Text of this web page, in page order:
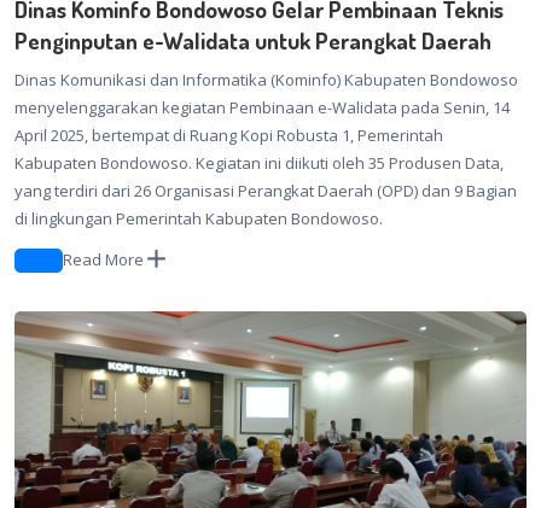
Dinas Kominfo Bondowoso Gelar Pembinaan Teknis
Penginputan e-Walidata untuk Perangkat Daerah
Dinas Komunikasi dan Informatika (Kominfo) Kabupaten Bondowoso
menyelenggarakan kegiatan Pembinaan e-Walidata pada Senin, 14
April 2025, bertempat di Ruang Kopi Robusta 1, Pemerintah
Kabupaten Bondowoso. Kegiatan ini diikuti oleh 35 Produsen Data,
yang terdiri dari 26 Organisasi Perangkat Daerah (OPD) dan 9 Bagian
di lingkungan Pemerintah Kabupaten Bondowoso.
Read More